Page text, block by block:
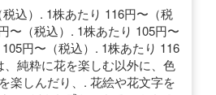
込）. 1株あたり 116円〜（税
〜（税込）. 1株あたり 105円〜
105円〜（税込）. 1株あたり 116
、純粋に花を楽しむ以外に、色
楽しんだり、. 花絵や花文字を